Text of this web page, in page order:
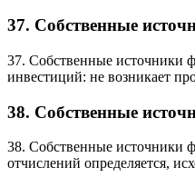
37. Собственные
37. Собственные источники
инвестиций: не возникает
38. Собственные
38. Собственные источники
отчислений определяется,